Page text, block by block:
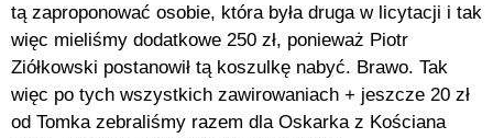
tą zaproponować osobie, która była druga w licytacji i tak
więc mieliśmy dodatkowe 250 zł, ponieważ Piotr
Ziółkowski postanowił tą koszulkę nabyć. Brawo. Tak
więc po tych wszystkich zawirowaniach + jeszcze 20 zł
od Tomka zebraliśmy razem dla Oskarka z Kościana